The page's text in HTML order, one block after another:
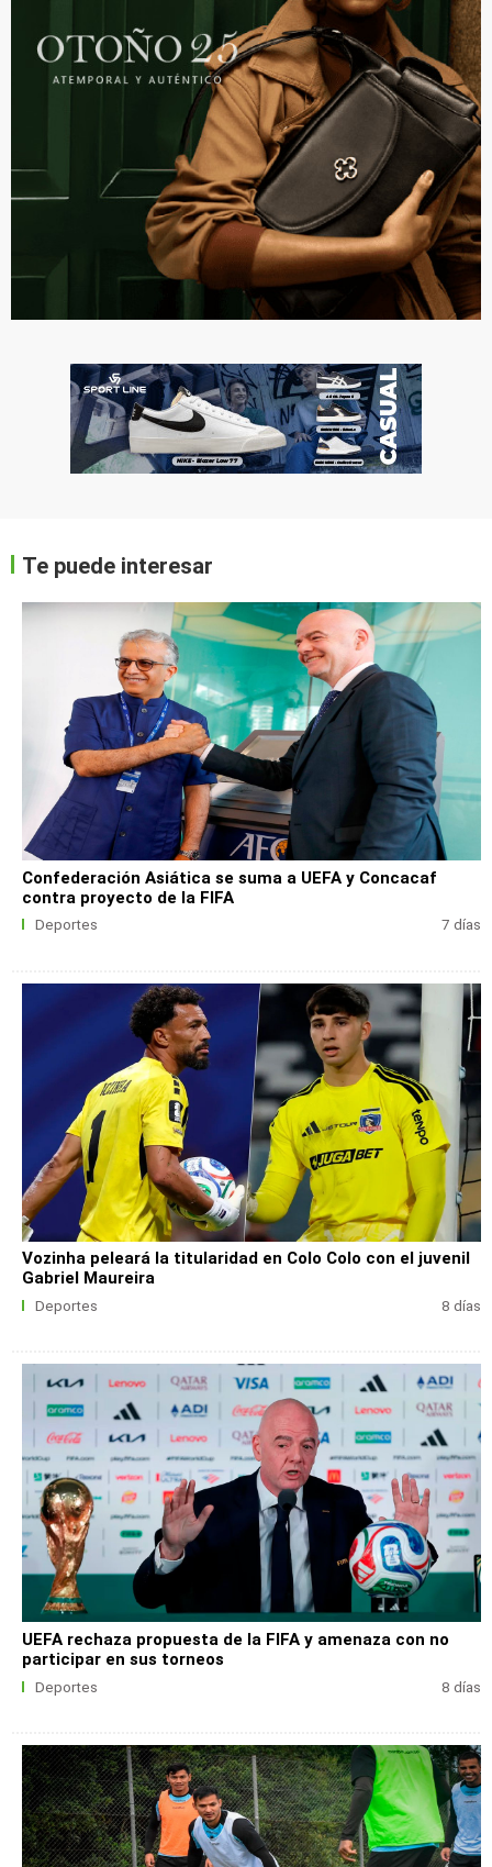
Te puede interesar
Confederación Asiática se suma a UEFA y Concacaf
contra proyecto de la FIFA
Deportes 7 días
Vozinha peleará la titularidad en Colo Colo con el juvenil
Gabriel Maureira
Deportes 8 días
UEFA rechaza propuesta de la FIFA y amenaza con no
participar en sus torneos
Deportes 8 días